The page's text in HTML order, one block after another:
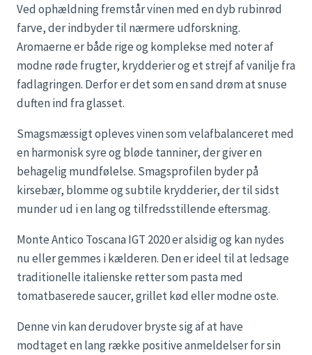
Ved ophældning fremstår vinen med en dyb rubinrød
farve, der indbyder til nærmere udforskning.
Aromaerne er både rige og komplekse med noter af
modne røde frugter, krydderier og et strejf af vanilje fra
fadlagringen. Derfor er det som en sand drøm at snuse
duften ind fra glasset.
Smagsmæssigt opleves vinen som velafbalanceret med
en harmonisk syre og bløde tanniner, der giver en
behagelig mundfølelse. Smagsprofilen byder på
kirsebær, blomme og subtile krydderier, der til sidst
munder ud i en lang og tilfredsstillende eftersmag.
Monte Antico Toscana IGT 2020 er alsidig og kan nydes
nu eller gemmes i kælderen. Den er ideel til at ledsage
traditionelle italienske retter som pasta med
tomatbaserede saucer, grillet kød eller modne oste.
Denne vin kan derudover bryste sig af at have
modtaget en lang række positive anmeldelser for sin